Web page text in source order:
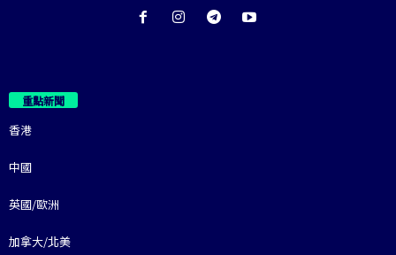
重點新聞
香港
中國
英國/歐洲
加拿大/北美